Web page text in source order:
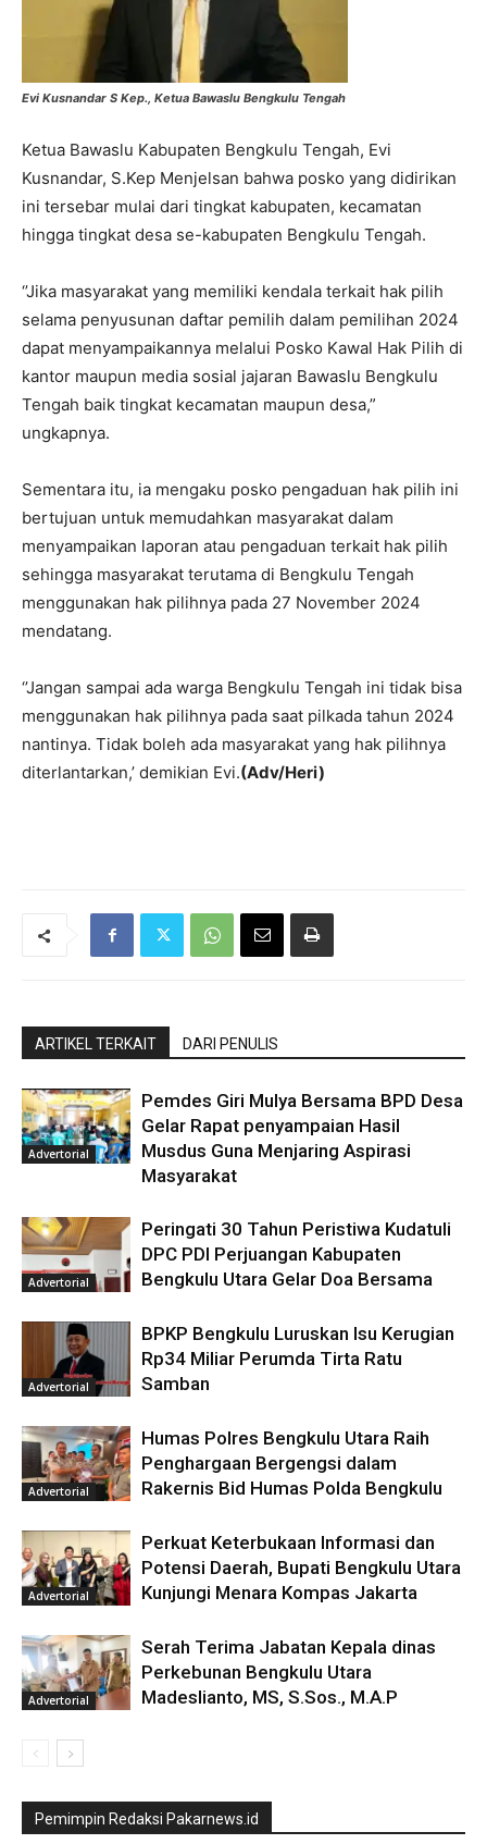
Evi Kusnandar S Kep., Ketua Bawaslu Bengkulu Tengah
Ketua Bawaslu Kabupaten Bengkulu Tengah, Evi
Kusnandar, S.Kep Menjelsan bahwa posko yang didirikan
ini tersebar mulai dari tingkat kabupaten, kecamatan
hingga tingkat desa se-kabupaten Bengkulu Tengah.
‘’Jika masyarakat yang memiliki kendala terkait hak pilih
selama penyusunan daftar pemilih dalam pemilihan 2024
dapat menyampaikannya melalui Posko Kawal Hak Pilih di
kantor maupun media sosial jajaran Bawaslu Bengkulu
Tengah baik tingkat kecamatan maupun desa,”
ungkapnya.
Sementara itu, ia mengaku posko pengaduan hak pilih ini
bertujuan untuk memudahkan masyarakat dalam
menyampaikan laporan atau pengaduan terkait hak pilih
sehingga masyarakat terutama di Bengkulu Tengah
menggunakan hak pilihnya pada 27 November 2024
mendatang.
‘’Jangan sampai ada warga Bengkulu Tengah ini tidak bisa
menggunakan hak pilihnya pada saat pilkada tahun 2024
nantinya. Tidak boleh ada masyarakat yang hak pilihnya
diterlantarkan,’ demikian Evi.(Adv/Heri)
ARTIKEL TERKAIT DARI PENULIS
Advertorial
Pemdes Giri Mulya Bersama BPD Desa
Gelar Rapat penyampaian Hasil
Musdus Guna Menjaring Aspirasi
Masyarakat
Advertorial
Peringati 30 Tahun Peristiwa Kudatuli
DPC PDI Perjuangan Kabupaten
Bengkulu Utara Gelar Doa Bersama
Advertorial
BPKP Bengkulu Luruskan Isu Kerugian
Rp34 Miliar Perumda Tirta Ratu
Samban
Advertorial
Humas Polres Bengkulu Utara Raih
Penghargaan Bergengsi dalam
Rakernis Bid Humas Polda Bengkulu
Advertorial
Perkuat Keterbukaan Informasi dan
Potensi Daerah, Bupati Bengkulu Utara
Kunjungi Menara Kompas Jakarta
Advertorial
Serah Terima Jabatan Kepala dinas
Perkebunan Bengkulu Utara
Madeslianto, MS, S.Sos., M.A.P
Pemimpin Redaksi Pakarnews.id